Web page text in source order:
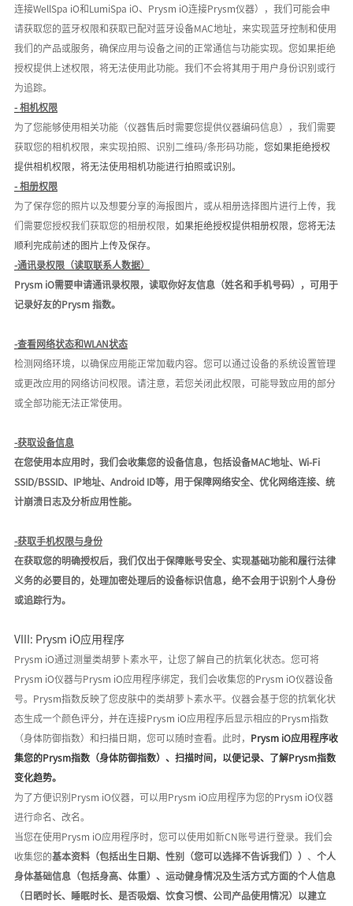
连接WellSpa iO和LumiSpa iO、Prysm iO连接Prysm仪器），我们可能会申
请获取您的蓝牙权限和获取已配对蓝牙设备MAC地址，来实现蓝牙控制和使用
我们的产品或服务， 确保应用与设备之间的正常通信与功能实现。您如果拒绝
授权提供上述权限，将无法使用此功能。我们 不会将其用于用户身份识别或行
为追踪。
- 相机权限
为了您能够使用相关功能（仪器售后时需要您提供仪器编码信息），我们需要
获取您的相机权限，来实现拍照、识别二维码/条形码功能， 您如果拒绝授权
提供相机权限 ，将无法使用相机功能进行拍照或识别 。
- 相册权限
为了保存您的照片以及想要分享的海报图片 ，或从相册选择图片进行上传，我
们需要您授权我们获取您的相册权限， 如果拒绝授权提供相册权限 ， 您将无法
顺利 完成前述的图片上传及保存。
-通讯录权限（读取联系人数据）
Prysm iO需要申请通讯录权限，读取你好友信息（姓名和手机号码），可用于
记录好友的Prysm 指数。
-查看网络状态和WLAN状态
检测网络环境，以确保应用能正常加载内容。 您可以通过设备的系统设置管理
或更改应用的网络访问权限。请注意，若您关闭此权限，可能导致应用的部分
或全部功能无法正常使用。
-获取设备信息
在您使用本应用时，我们会收集您的设备信息，包括设备MAC地址、Wi-Fi
SSID/BSSID、IP地址、Android ID等，用于保障网络安全、优化网络连接、统
计崩溃日志及分析应用性能。
-获取手机权限与身份
在获取您的明确授权后，我们仅出于保障账号安全、实现基础功能和履行法律
义务的必要目的， 处理加密处理后的设备标识信息 ， 绝不会用于识别个人身份
或追踪行为。
VIII: Prysm iO应用程序
Prysm iO通过测量类胡萝卜素水平，让您了解自己的抗氧化状态。 您可将
Prysm iO仪器与Prysm iO应用程序绑定，我们会收集您的Prysm iO仪器设备
号。Prysm指数反映了您皮肤中的类胡萝卜素水平。仪器会基于您的抗氧化状
态生成一个颜色评分，并在连接Prysm iO应用程序后显示相应的Prysm指数
（身体防御指数） 和扫描日期， 您可以随时查看。此时， Prysm iO应用程序收
集您的Prysm指数（身体防御指数）、扫描时间，以便记录、了解Prysm指数
变化趋势。
为了方便识别 Prysm iO仪器，可以用Prysm iO应用程序为您的Prysm iO仪器
进行命名、改名。
当您在使用 Prysm iO应用程序时，您可以使用如新CN账号进行登录。 我们会
收集您的基本资料（包括出生日期、性别（您可以选择不告诉我们）） 、 个人
身体基础信息（包括身高、体重）、运动健身情况及生活方式方面的个人信息
（日晒时长、睡眠时长、是否吸烟、饮食习惯、公司产品使用情况）以建立